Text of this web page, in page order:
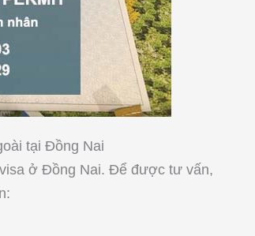
tại Đồng Nai
ở Đồng Nai. Để được tư vấn,